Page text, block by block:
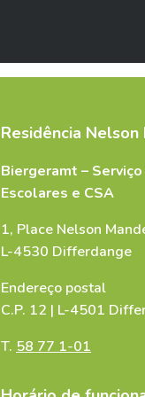
Copie carte
Residência Nelson
Biergeramt –
Escolares e CSA
1, Place Nelson
L-4530 Differdange
Endereço postal
C.P. 12 | L-4501
T. 58 77 1-01